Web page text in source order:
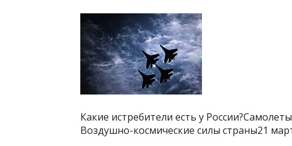
Какие истребители есть у
Воздушно-космические силы страны21